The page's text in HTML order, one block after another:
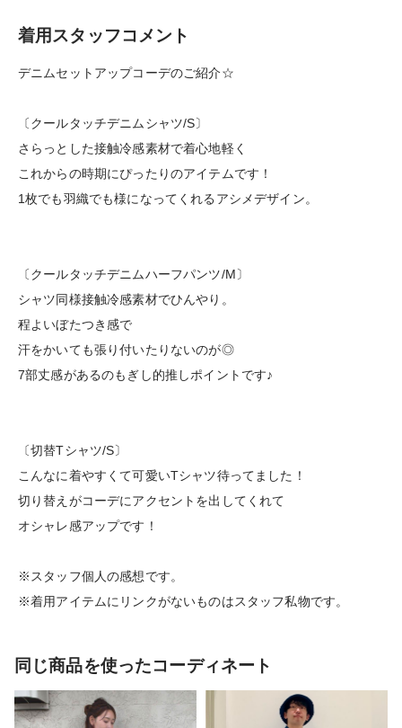
着用スタッフコメント
デニムセットアップコーデのご紹介☆
〔クールタッチデニムシャツ/S〕
さらっとした接触冷感素材で着心地軽く
これからの時期にぴったりのアイテムです！
1枚でも羽織でも様になってくれるアシメデザイン。
〔クールタッチデニムハーフパンツ/M〕
シャツ同様接触冷感素材でひんやり。
程よいぼたつき感で
汗をかいても張り付いたりないのが◎
7部丈感があるのもぎし的推しポイントです♪
〔切替Tシャツ/S〕
こんなに着やすくて可愛いTシャツ待ってました！
切り替えがコーデにアクセントを出してくれて
オシャレ感アップです！
※スタッフ個人の感想です。
※着用アイテムにリンクがないものはスタッフ私物です。
同じ商品を使ったコーディネート